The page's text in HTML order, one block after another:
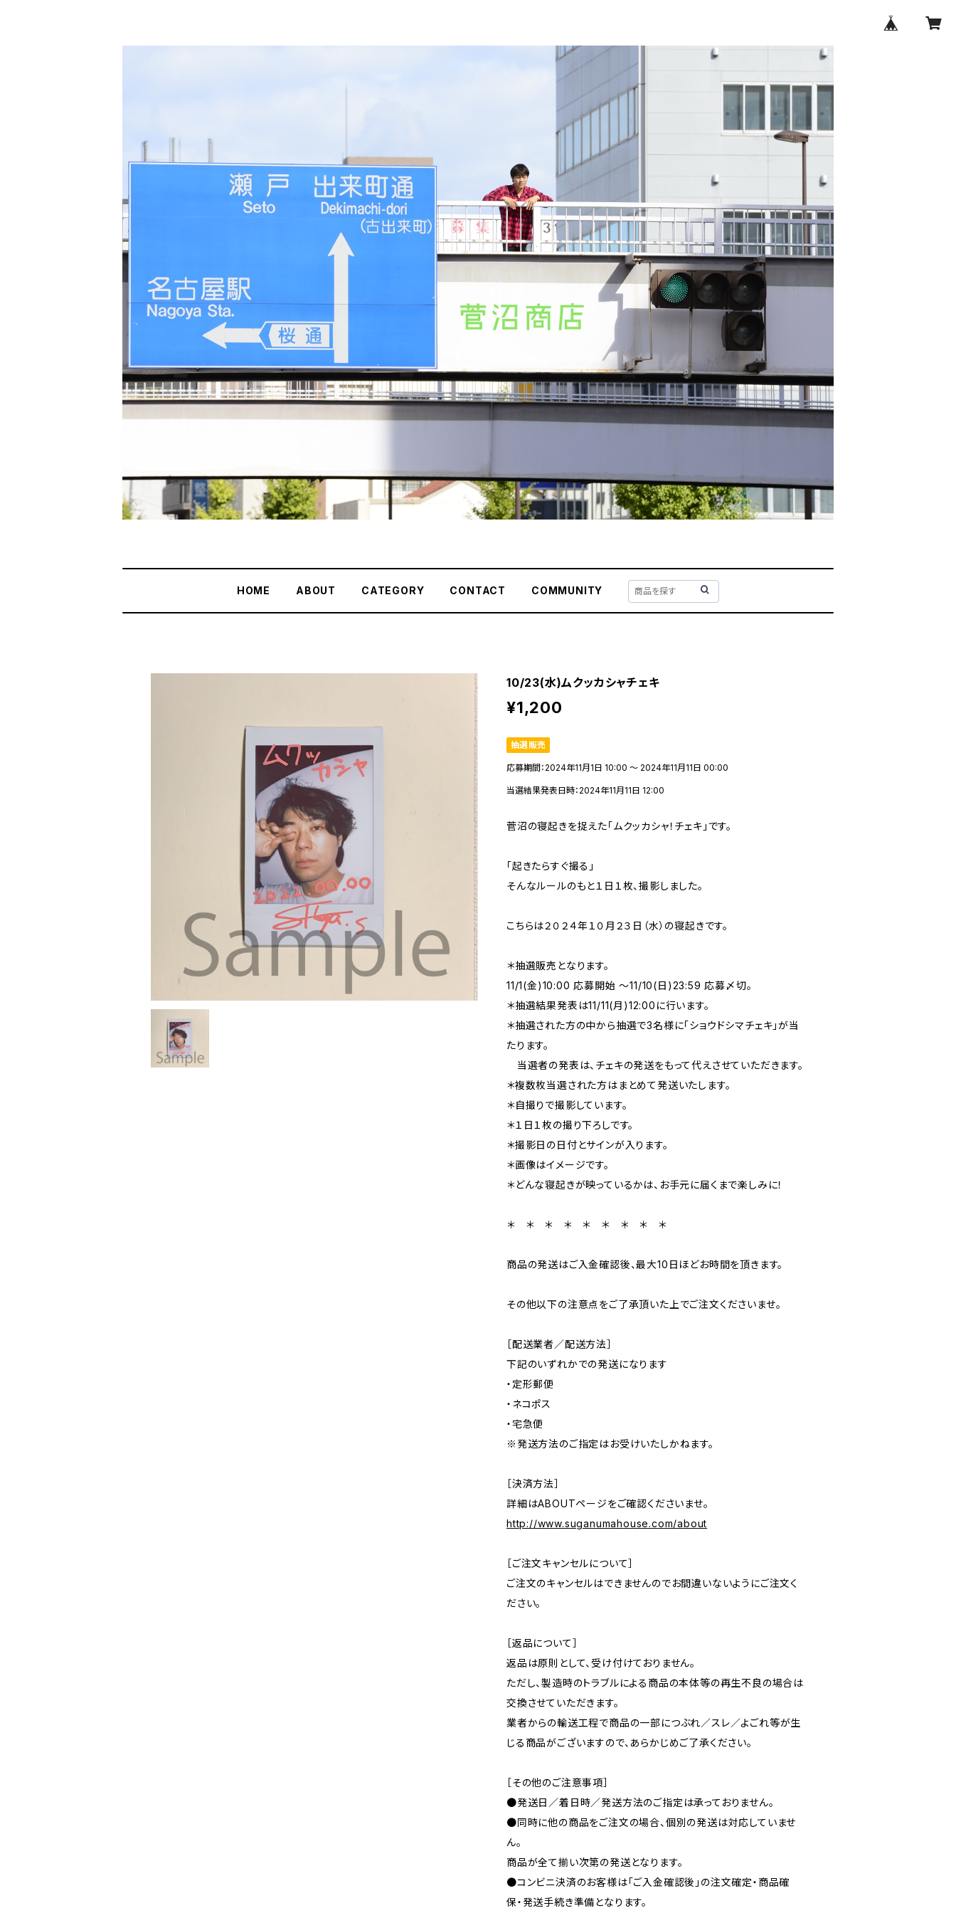
HOME ABOUT CATEGORY CONTACT COMMUNITY
10/23(水)ムクッカシャチェキ
¥1,200
抽選販売
応募期間：2024年11月1日 10:00 〜 2024年11月11日 00:00
当選結果発表日時：2024年11月11日 12:00
菅沼の寝起きを捉えた「ムクッカシャ！チェキ」です。
「起きたらすぐ撮る」
そんなルールのもと１日１枚、撮影しました。
こちらは２０２４年１０月２３日（水）の寝起きです。
＊抽選販売となります。
11/1(金)10:00 応募開始 〜11/10(日)23:59 応募〆切。
＊抽選結果発表は11/11(月)12:00に行います。
＊抽選された方の中から抽選で3名様に「ショウドシマチェキ」が当
たります。
当選者の発表は、チェキの発送をもって代えさせていただきます。
＊複数枚当選された方はまとめて発送いたします。
＊自撮りで撮影しています。
＊１日１枚の撮り下ろしです。
＊撮影日の日付とサインが入ります。
＊画像はイメージです。
＊どんな寝起きが映っているかは、お手元に届くまで楽しみに！
＊ ＊ ＊ ＊ ＊ ＊ ＊ ＊ ＊
商品の発送はご入金確認後、最大10日ほどお時間を頂きます。
その他以下の注意点をご了承頂いた上でご注文くださいませ。
［配送業者／配送方法］
下記のいずれかでの発送になります
・定形郵便
・ネコポス
・宅急便
※発送方法のご指定はお受けいたしかねます。
［決済方法］
詳細はABOUTページをご確認くださいませ。
http://www.suganumahouse.com/about
［ご注文キャンセルについて］
ご注文のキャンセルはできませんのでお間違いないようにご注文く
ださい。
［返品について］
返品は原則として、受け付けておりません。
ただし、製造時のトラブルによる商品の本体等の再生不良の場合は
交換させていただきます。
業者からの輸送工程で商品の一部につぶれ／スレ／よごれ等が生
じる商品がございますので、あらかじめご了承ください。
［その他のご注意事項］
●発送日／着日時／発送方法のご指定は承っておりません。
●同時に他の商品をご注文の場合、個別の発送は対応していませ
ん。
商品が全て揃い次第の発送となります。
●コンビニ決済のお客様は「ご入金確認後」の注文確定・商品確
保・発送手続き準備となります。